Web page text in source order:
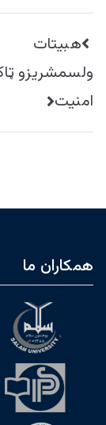
راهبری
نوشته
هبیتات
ولسمشریزو
امنیت
همکاران ما